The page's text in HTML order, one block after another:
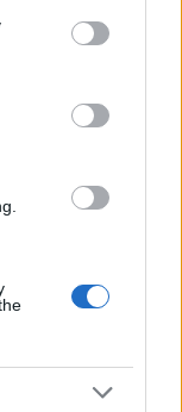
You may click to
party tags to
in below Google